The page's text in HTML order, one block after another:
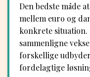
Den bedste måde
mellem euro og
konkrete
sammenligne
forskellige
fordelagtige